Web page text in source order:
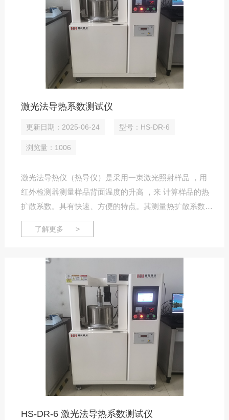
激光法导热系数测试仪
更新日期：2025-06-24 型号：HS-DR-6
浏览量：1006
激光法导热仪（热导仪）是采用一束激光照射样品 ，用
红外检测器测量样品背面温度的升高 ，来 计算样品的热
扩散系数。具有快速、方便的特点。其测量热扩散系数为
0.01～ 1000 mm2/s, 并可 测量样品的比热 ，进一步计算
导热系数。应用于金属与合金、钻石、陶瓷、石墨与碳纤
了解更多 >
HS-DR-6 激光法导热系数测试仪